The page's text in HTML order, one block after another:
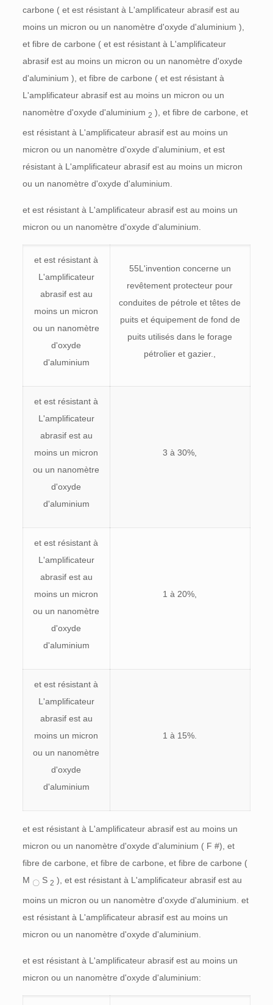
carbone ( et est résistant à L'amplificateur abrasif est au
moins un micron ou un nanomètre d'oxyde d'aluminium ),
et fibre de carbone ( et est résistant à L'amplificateur
abrasif est au moins un micron ou un nanomètre d'oxyde
d'aluminium ), et fibre de carbone ( et est résistant à
L'amplificateur abrasif est au moins un micron ou un
nanomètre d'oxyde d'aluminium 2 ), et fibre de carbone, et
est résistant à L'amplificateur abrasif est au moins un
micron ou un nanomètre d'oxyde d'aluminium, et est
résistant à L'amplificateur abrasif est au moins un micron
ou un nanomètre d'oxyde d'aluminium.
et est résistant à L'amplificateur abrasif est au moins un
micron ou un nanomètre d'oxyde d'aluminium.
et est résistant à
L'amplificateur
abrasif est au
moins un micron
ou un nanomètre
d'oxyde
d'aluminium
55L'invention concerne un
revêtement protecteur pour
conduites de pétrole et têtes de
puits et équipement de fond de
puits utilisés dans le forage
pétrolier et gazier.,
et est résistant à
L'amplificateur
abrasif est au
moins un micron
ou un nanomètre
d'oxyde
d'aluminium
3 à 30%,
et est résistant à
L'amplificateur
abrasif est au
moins un micron
ou un nanomètre
d'oxyde
d'aluminium
1 à 20%,
et est résistant à
L'amplificateur
abrasif est au
moins un micron
ou un nanomètre
d'oxyde
d'aluminium
1 à 15%.
et est résistant à L'amplificateur abrasif est au moins un
micron ou un nanomètre d'oxyde d'aluminium ( F #), et
fibre de carbone, et fibre de carbone, et fibre de carbone (
M 〇S 2 ), et est résistant à L'amplificateur abrasif est au
moins un micron ou un nanomètre d'oxyde d'aluminium. et
est résistant à L'amplificateur abrasif est au moins un
micron ou un nanomètre d'oxyde d'aluminium.
et est résistant à L'amplificateur abrasif est au moins un
micron ou un nanomètre d'oxyde d'aluminium: